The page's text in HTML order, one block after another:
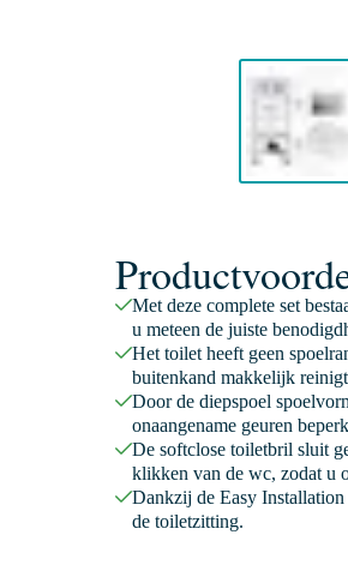
Met deze complete set
u meteen de juiste
Het toilet heeft geen
buitenkand makkelijk reinigt
Door de diepspoel
onaangename geuren
De softclose toiletbril sluit
klikken van de wc, zodat u
Dankzij de Easy
de toiletzitting.